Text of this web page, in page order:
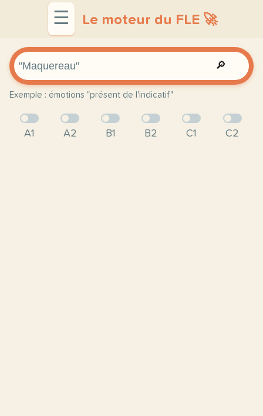
☰ Le moteur du FLE 🚀
🔎
Exemple : émotions "présent de l'indicatif"
A1 A2 B1 B2 C1 C2